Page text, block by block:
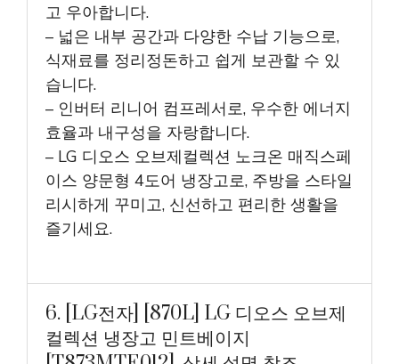
고 우아합니다.
– 넓은 내부 공간과 다양한 수납 기능으로,
식재료를 정리정돈하고 쉽게 보관할 수 있
습니다.
– 인버터 리니어 컴프레서로, 우수한 에너지
효율과 내구성을 자랑합니다.
– LG 디오스 오브제컬렉션 노크온 매직스페
이스 양문형 4도어 냉장고로, 주방을 스타일
리시하게 꾸미고, 신선하고 편리한 생활을
즐기세요.
6. [LG전자] [870L] LG 디오스 오브제
컬렉션 냉장고 민트베이지